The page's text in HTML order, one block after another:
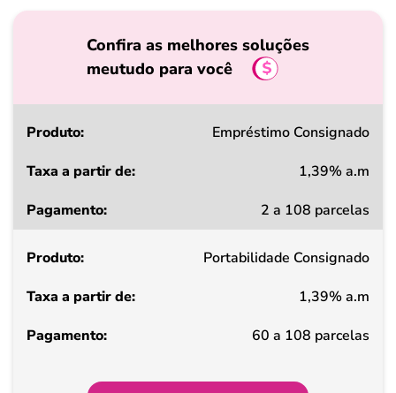
Confira as melhores soluções
meutudo para você
Produto
a
de
Pagamento
Empréstimo Consignado
1,39% a.m
2 a 108 parcelas
Portabilidade Consignado
1,39% a.m
60 a 108 parcelas